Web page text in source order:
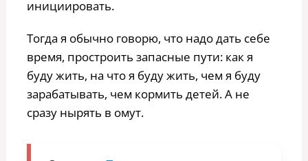
инициировать.
Тогда я обычно говорю, что надо дать себе
время, простроить запасные пути: как я
буду жить, на что я буду жить, чем я буду
зарабатывать, чем кормить детей. А не
сразу нырять в омут.